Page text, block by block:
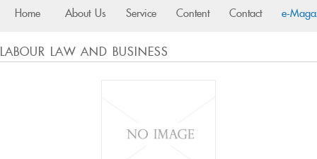
Home About Us Service Content Contact e-
LABOUR LAW AND BUSINESS